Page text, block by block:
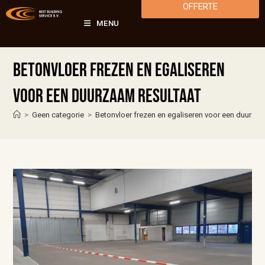
MENU
OFFERTE
Betonvloer frezen en egaliseren
voor een duurzaam resultaat
> Geen categorie > Betonvloer frezen en egaliseren voor een